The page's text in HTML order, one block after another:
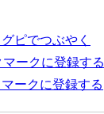
ピでつぶやく
ークに登録する
ークに登録する